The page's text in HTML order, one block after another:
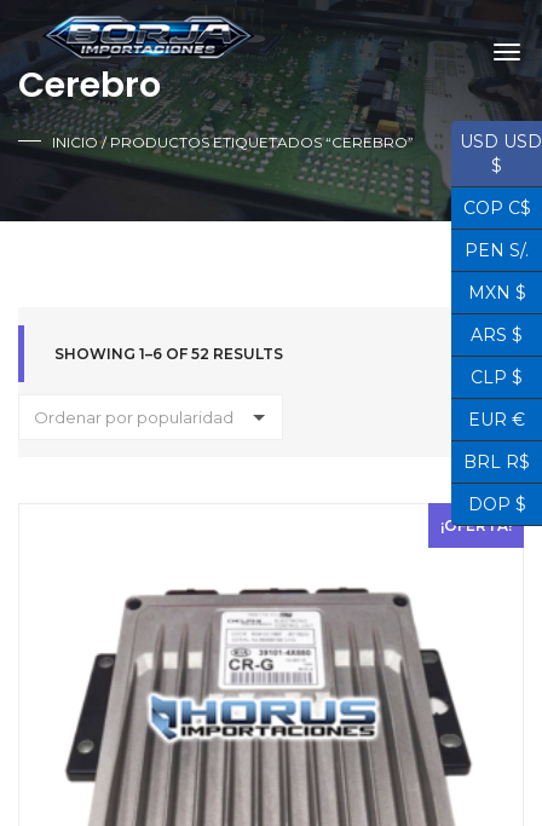
Cerebro
INICIO/ PRODUCTOS ETIQUETADOS “CEREBRO”
SHOWING 1–6 OF 52 RESULTS
Ordenar por popularidad
¡OFERTA!
USD USD
$
COP C$
PEN S/.
MXN $
ARS $
CLP $
EUR €
BRL R$
DOP $